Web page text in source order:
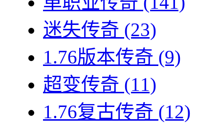
迷失传奇 (23)
1.76版本传奇 (9)
超变传奇 (11)
1.76复古传奇 (12)